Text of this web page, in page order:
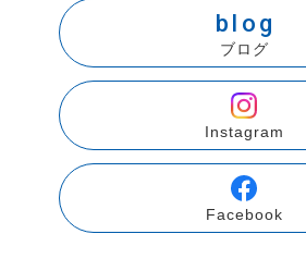
blog
ブログ
Instagram
Facebook